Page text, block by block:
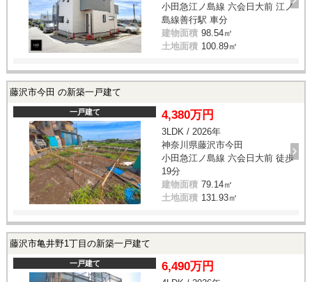
小田急江ノ島線 六会日大前 江ノ
島線善行駅 車分
建物面積 98.54㎡
土地面積 100.89㎡
藤沢市今田 の新築一戸建て
一戸建て 4,380万円
3LDK / 2026年
神奈川県藤沢市今田
小田急江ノ島線 六会日大前 徒歩
19分
建物面積 79.14㎡
土地面積 131.93㎡
藤沢市亀井野1丁目の新築一戸建て
一戸建て 6,490万円